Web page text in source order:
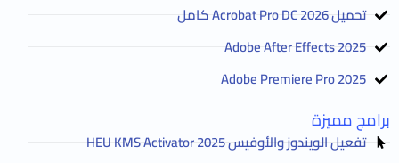
تحميل Acrobat Pro DC 2026 كامل
Adobe After Effects 2025
Adobe Premiere Pro 2025
برامج مميزة
تفعيل الويندوز والأوفيس HEU KMS Activator 2025